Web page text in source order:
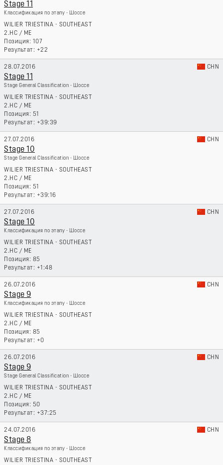
Stage 11
Классификация по этапу - Шоссе
WILIER TRIESTINA - SOUTHEAST
2.HC / ME
107
+22
28.07.2016 CHN
Stage 11
Stage General Classification - Шоссе
WILIER TRIESTINA - SOUTHEAST
2.HC / ME
51
+39:39
27.07.2016 CHN
Stage 10
Stage General Classification - Шоссе
WILIER TRIESTINA - SOUTHEAST
2.HC / ME
51
+39:16
27.07.2016 CHN
Stage 10
Классификация по этапу - Шоссе
WILIER TRIESTINA - SOUTHEAST
2.HC / ME
85
+1:48
26.07.2016 CHN
Stage 9
Классификация по этапу - Шоссе
WILIER TRIESTINA - SOUTHEAST
2.HC / ME
85
+0
26.07.2016 CHN
Stage 9
Stage General Classification - Шоссе
WILIER TRIESTINA - SOUTHEAST
2.HC / ME
50
+37:25
24.07.2016 CHN
Stage 8
Классификация по этапу - Шоссе
WILIER TRIESTINA - SOUTHEAST